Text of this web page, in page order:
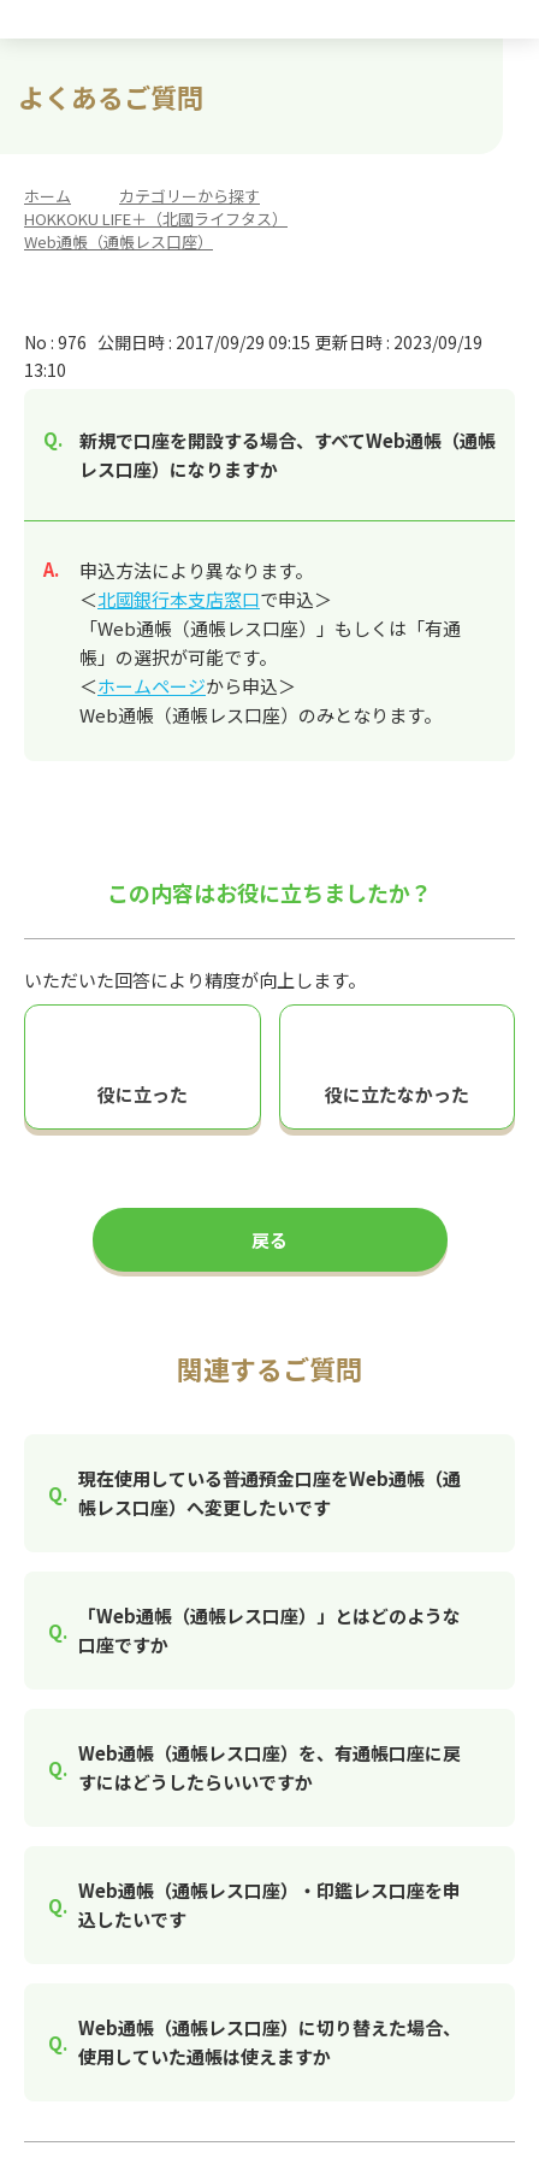
よくあるご質問
ホーム カテゴリーから探す
HOKKOKU LIFE＋（北國ライフタス）
Web通帳（通帳レス口座）
No : 976 公開日時 : 2017/09/29 09:15 更新日時 : 2023/09/19
13:10
新規で口座を開設する場合、すべてWeb通帳（通帳
レス口座）になりますか
回答
申込方法により異なります。
＜北國銀行本支店窓口で申込＞
「Web通帳（通帳レス口座）」もしくは「有通
帳」の選択が可能です。
＜ホームページから申込＞
Web通帳（通帳レス口座）のみとなります。
この内容はお役に立ちましたか？
いただいた回答により精度が向上します。
役に立った 役に立たなかった
戻る
関連するご質問
現在使用している普通預金口座をWeb通帳（通
帳レス口座）へ変更したいです
「Web通帳（通帳レス口座）」とはどのような
口座ですか
Web通帳（通帳レス口座）を、有通帳口座に戻
すにはどうしたらいいですか
Web通帳（通帳レス口座）・印鑑レス口座を申
込したいです
Web通帳（通帳レス口座）に切り替えた場合、
使用していた通帳は使えますか